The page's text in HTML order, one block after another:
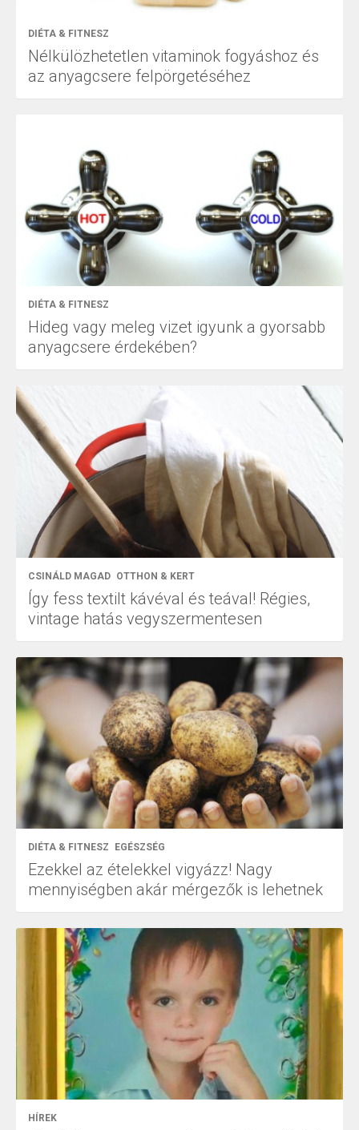
DIÉTA & FITNESZ
Nélkülözhetetlen vitaminok fogyáshoz és
az anyagcsere felpörgetéséhez
DIÉTA & FITNESZ
Hideg vagy meleg vizet igyunk a gyorsabb
anyagcsere érdekében?
CSINÁLD MAGAD OTTHON & KERT
Így fess textilt kávéval és teával! Régies,
vintage hatás vegyszermentesen
DIÉTA & FITNESZ EGÉSZSÉG
Ezekkel az ételekkel vigyázz! Nagy
mennyiségben akár mérgezők is lehetnek
HÍREK